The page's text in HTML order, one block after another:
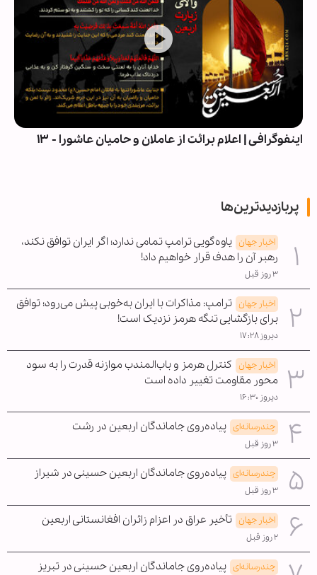
اینفوگرافی | اعلام برائت از عاملان و حامیان عاشورا - ۱۳
پربازدیدترین‌ها
اخبار جهان یاوه‌گویی ترامپ تمامی ندارد؛ اگر ایران توافق نکند،
رهبر آن را هدف قرار خواهیم داد!
۳ روز قبل
اخبار جهان ترامپ: مذاکرات با ایران به‌خوبی پیش می‌رود؛ توافق
برای بازگشایی تنگه هرمز نزدیک است!
دیروز ۱۷:۲۸
اخبار جهان کنترل هرمز و باب‌المندب موازنه قدرت را به سود
محور مقاومت تغییر داده است
دیروز ۱۶:۳۰
چندرسانه‌ای پیاده‌روی جاماندگان اربعین در رشت
۳ روز قبل
چندرسانه‌ای پیاده‌روی جاماندگان اربعین حسینی در شیراز
۳ روز قبل
اخبار جهان تأخیر عراق در اعزام زائران افغانستانی اربعین
۲ روز قبل
چندرسانه‌ای پیاده‌روی جاماندگان اربعین حسینی در تبریز